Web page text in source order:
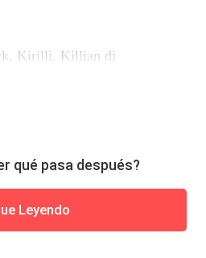
Kirilli. Killian di
qué pasa después?
Leyendo